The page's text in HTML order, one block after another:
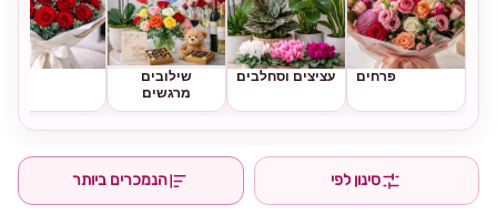
פרחים עציצים וסחלבים
שילובים
מרגשים
סינון לפי הנמכרים ביותר